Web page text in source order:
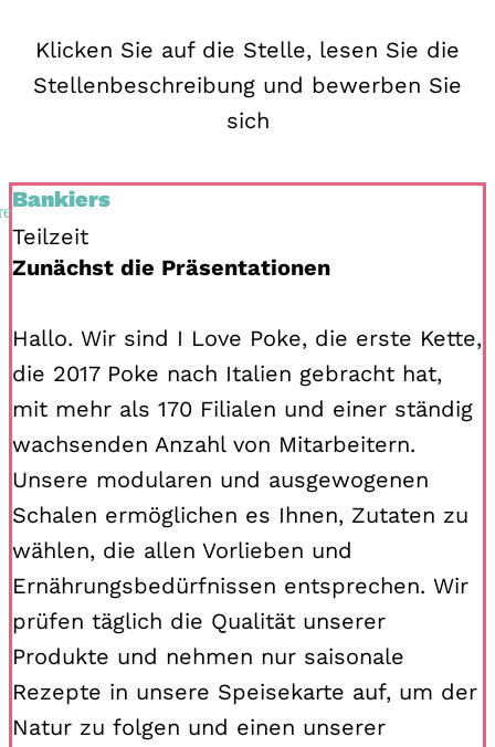
Klicken Sie auf die Stelle, lesen Sie die
Stellenbeschreibung und bewerben Sie
sich
Bankiers
Teilzeit
Zunächst die Präsentationen
Hallo. Wir sind I Love Poke, die erste Kette,
die 2017 Poke nach Italien gebracht hat,
mit mehr als 170 Filialen und einer ständig
wachsenden Anzahl von Mitarbeitern.
Unsere modularen und ausgewogenen
Schalen ermöglichen es Ihnen, Zutaten zu
wählen, die allen Vorlieben und
Ernährungsbedürfnissen entsprechen. Wir
prüfen täglich die Qualität unserer
Produkte und nehmen nur saisonale
Rezepte in unsere Speisekarte auf, um der
Natur zu folgen und einen unserer